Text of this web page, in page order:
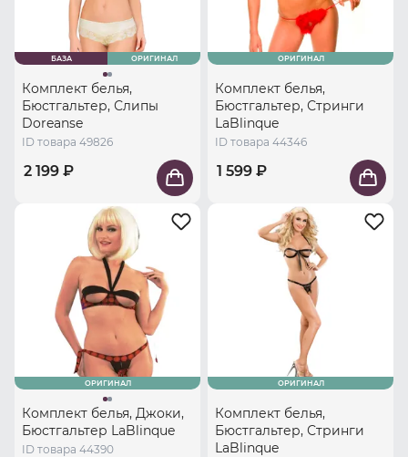
БАЗА ОРИГИНАЛ
Комплект белья,
Бюстгальтер, Слипы
Doreanse
ID товара 49826
2 199 ₽
ОРИГИНАЛ
Комплект белья,
Бюстгальтер, Стринги
LaBlinque
ID товара 44346
1 599 ₽
ОРИГИНАЛ
Комплект белья, Джоки,
Бюстгальтер LaBlinque
ID товара 44390
ОРИГИНАЛ
Комплект белья,
Бюстгальтер, Стринги
LaBlinque